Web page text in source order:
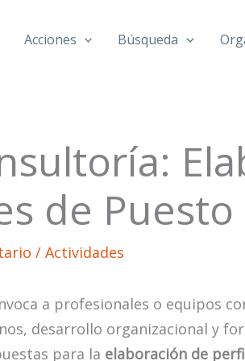
Acciones Búsqueda
de Puesto
/ Actividades
a profesionales o equipos
desarrollo organizacional y
para la elaboración de